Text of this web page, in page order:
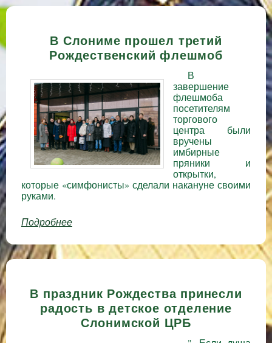
В Слониме прошел третий
Рождественский флешмоб
В
завершение
флешмоба
посетителям
торгового
центра были
вручены
имбирные
пряники и
открытки,
которые «симфонисты» сделали накануне своими
руками.
Подробнее
В праздник Рождества принесли
радость в детское отделение
Слонимской ЦРБ